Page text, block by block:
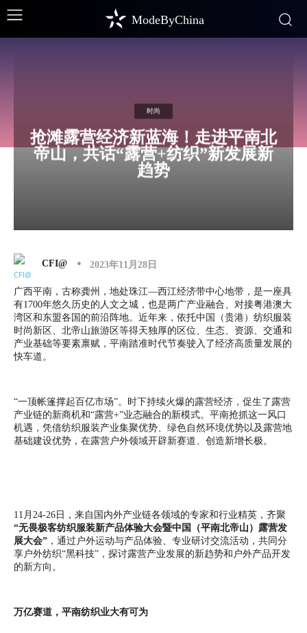
ModeByChina
时尚
抢滩露营经济新蓝海！走进平南北
帝山，共话“露营+纺织”新发展新
趋势
CFI@ 2023年11月28日
广西平南，古称龚州，地处珠江—西江经济带中心地带，是一座具
有1700年悠久历史的人文之城，也是两广产业融合、对接粤港澳大
湾区和东盟各国的前沿阵地。近年来，依托中国（贵港）纺织服装
时尚新区、北帝山旅游区等得天独厚的区位、生态、资源、交通和
产业基础等要素禀赋，平南踏准时代节奏驶入了经济高质量发展的
快车道。
“一顶帐篷撑起百亿市场”。时下持续火爆的露营经济，促生了露营
产业链的新商机和“露营+”业态融合的新模式。平南抢抓这一风口
机遇，凭借纺织服装产业集聚优势、绿色自然环境优势以及露营地
基础建设优势，在露营户外领域开辟新赛道、创造新增长极。
11月24-26日，来自国内外产业链各领域的专家和行业精英，齐聚
“无畏极客纺织服装新产品体验大会暨中国（平南北帝山）露营发
展大会” ，通过户外运动与产品体验、专业研讨交流活动，共同分
享户外纺织“黑科技”，探讨露营产业发展的新趋势和户外产品开发
的新方向。
万亿赛道，平南纺织业大有可为